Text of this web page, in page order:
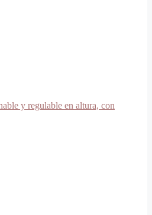
y regulable en altura, con